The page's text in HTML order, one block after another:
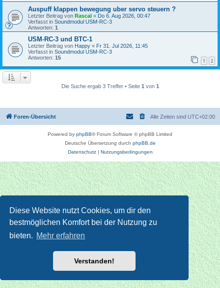
Diese Website nutzt Cookies, um dir den
bestmöglichen Komfort bei der Nutzung zu
bieten. Mehr erfahren
Verstanden!
Auspuff klappen bewegung uber servo steuern ?
Letzter Beitrag von Rascal « Do 6. Aug 2026, 00:47
Verfasst in Soundmodul USM-RC-3
Antworten: 1
USM-RC-3 und BTC-1
Letzter Beitrag von Happy « Fr 31. Jul 2026, 11:45
Verfasst in Soundmodul USM-RC-3
Antworten: 15 1 2
Die Suche ergab 3 Treffer • Seite 1 von 1
Foren-Übersicht Alle Zeiten sind UTC+02:00
Powered by phpBB® Forum Software © phpBB Limited
Deutsche Übersetzung durch phpBB.de
Datenschutz| Nutzungsbedingungen